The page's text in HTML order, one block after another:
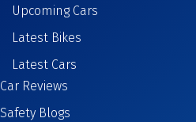
Upcoming Cars
Latest Bikes
Latest Cars
Car Reviews
Safety Blogs